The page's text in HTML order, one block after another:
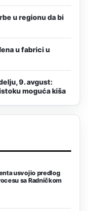
u regionu da bi
u fabrici u
9. avgust:
moguća kiša
usvojio predlog
sa Radničkom